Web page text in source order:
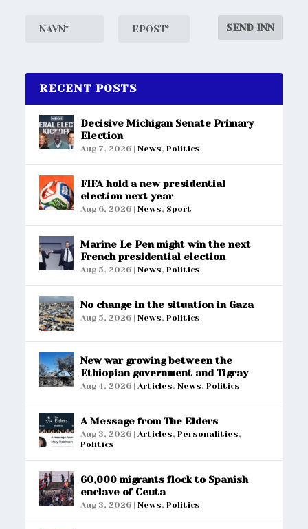
RECENT POSTS
Decisive Michigan Senate Primary
Election
Aug 7, 2026 |News,Politics
FIFA hold a new presidential
election next year
Aug 6, 2026 |News, Sport
Marine Le Pen might win the next
French presidential election
Aug 5, 2026 |News,Politics
No change in the situation in Gaza
Aug 5, 2026 |News,Politics
New war growing between the
Ethiopian government and Tigray
Aug 4, 2026 |Articles,News,Politics
A Message from The Elders
Aug 3, 2026 |Articles,Personalities,
Politics
60,000 migrants flock to Spanish
enclave of Ceuta
Aug 3, 2026 |News,Politics